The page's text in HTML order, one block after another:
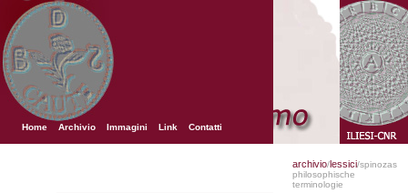
Home Archivio Immagini Link Contatti
archivio/lessici/spinozas
philosophische
terminologie